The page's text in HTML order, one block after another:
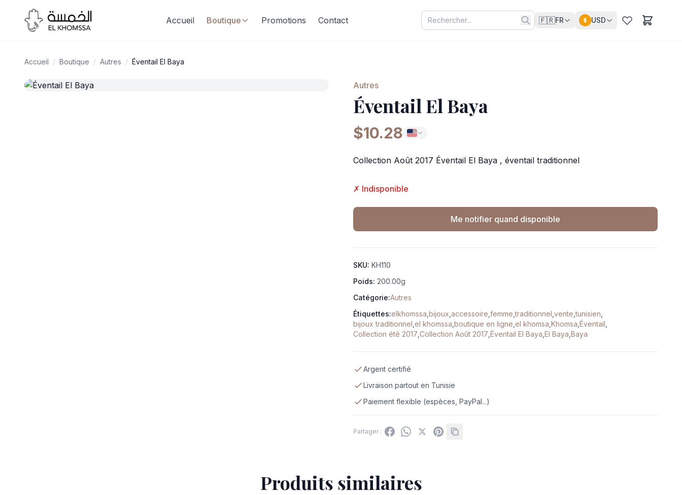
Accueil Boutique Promotions Contact 🇫🇷FR $ USD
Accueil / Boutique / Autres / Éventail El Baya
Autres
Éventail El Baya
$10.28
Collection Août 2017 Éventail El Baya , éventail traditionnel
✗ Indisponible
Me notifier quand disponible
SKU: KH110
Poids: 200.00g
Catégorie:Autres
Étiquettes:elkhomssa bijoux accessoire femme ,traditionnel vente ,tunisien
bijoux traditionnel el khomssa boutique en ligne el khomsa Khomsa Éventail
Collection été 2017 Collection Août 2017 Éventail El Baya El Baya Baya
Argent certifié
Livraison partout en Tunisie
Paiement flexible (espèces, PayPal...)
Partager :
Produits similaires